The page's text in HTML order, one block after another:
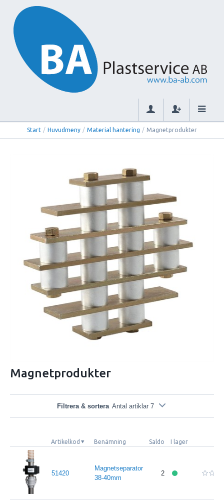
Start / Huvudmeny / Material hantering / Magnetprodukter
Magnetprodukter
Filtrera & sortera Antal artiklar 7
Artikelkod Benämning Saldo I lager
51420
Magnetseparator
38-40mm
2